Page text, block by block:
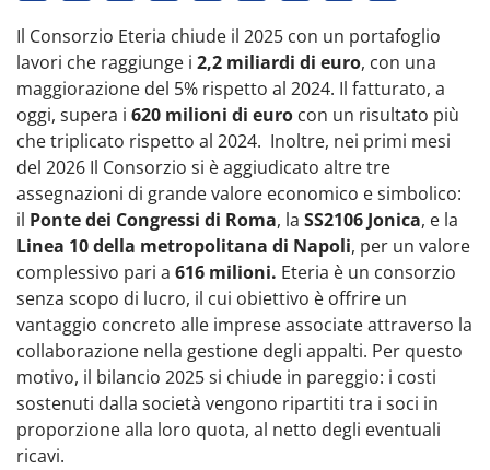
Il Consorzio Eteria chiude il 2025 con un portafoglio
lavori che raggiunge i 2,2 miliardi di euro, con una
maggiorazione del 5% rispetto al 2024. Il fatturato, a
oggi, supera i 620 milioni di euro con un risultato più
che triplicato rispetto al 2024. Inoltre, nei primi mesi
del 2026 Il Consorzio si è aggiudicato altre tre
assegnazioni di grande valore economico e simbolico:
il Ponte dei Congressi di Roma, la SS2106 Jonica, e la
Linea 10 della metropolitana di Napoli, per un valore
complessivo pari a 616 milioni. Eteria è un consorzio
senza scopo di lucro, il cui obiettivo è offrire un
vantaggio concreto alle imprese associate attraverso la
collaborazione nella gestione degli appalti. Per questo
motivo, il bilancio 2025 si chiude in pareggio: i costi
sostenuti dalla società vengono ripartiti tra i soci in
proporzione alla loro quota, al netto degli eventuali
ricavi.